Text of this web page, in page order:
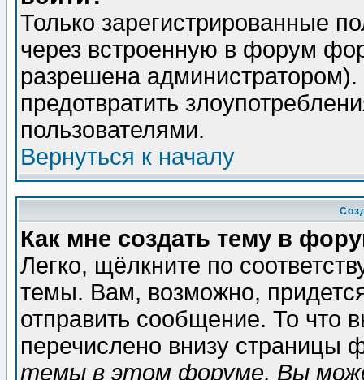
Только зарегистрированные
через встроенную в форум
разрешена
предотвратить
пользователями.
Вернуться к началу
Как мне создать тему в
Легко, щёлкните по
темы. Вам, возможно,
отправить сообщение. То что
перечислено внизу страницы
темы в этом форуме, Вы